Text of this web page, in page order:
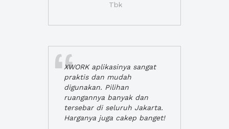
Tbk
XWORK aplikasinya sangat
praktis dan mudah
digunakan. Pilihan
ruangannya banyak dan
tersebar di seluruh Jakarta.
Harganya juga cakep banget!